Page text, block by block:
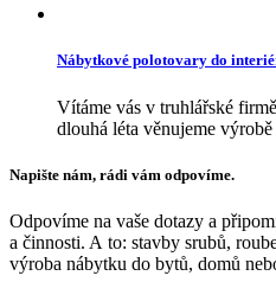
Nábytkové polotovary do
Vítáme vás v truhlářské
dlouhá léta věnujeme
Napište nám, rádi vám odpovíme.
Odpovíme na vaše dotazy a
a činnosti. A to: stavby srubů,
výroba nábytku do bytů, domů